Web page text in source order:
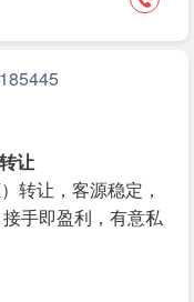
让
转让，客源稳定，
手即盈利，有意私